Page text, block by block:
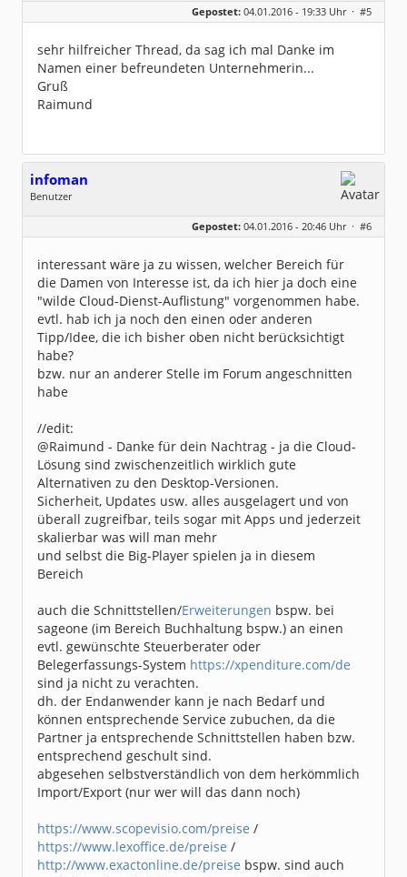
Dabei seit:
08 / 2002
Gepostet: 04.01.2016 - 19:33 Uhr · #5
sehr hilfreicher Thread, da sag ich mal Danke im
Namen einer befreundeten Unternehmerin...
Gruß
Raimund
infoman
Benutzer
Dabei seit:
06 / 2008
Gepostet: 04.01.2016 - 20:46 Uhr · #6
interessant wäre ja zu wissen, welcher Bereich für
die Damen von Interesse ist, da ich hier ja doch eine
"wilde Cloud-Dienst-Auflistung" vorgenommen habe.
evtl. hab ich ja noch den einen oder anderen
Tipp/Idee, die ich bisher oben nicht berücksichtigt
habe?
bzw. nur an anderer Stelle im Forum angeschnitten
habe
//edit:
@Raimund - Danke für dein Nachtrag - ja die Cloud-
Lösung sind zwischenzeitlich wirklich gute
Alternativen zu den Desktop-Versionen.
Sicherheit, Updates usw. alles ausgelagert und von
überall zugreifbar, teils sogar mit Apps und jederzeit
skalierbar was will man mehr
und selbst die Big-Player spielen ja in diesem
Bereich
auch die Schnittstellen/Erweiterungen bspw. bei
sageone (im Bereich Buchhaltung bspw.) an einen
evtl. gewünschte Steuerberater oder
Belegerfassungs-System https://xpenditure.com/de
sind ja nicht zu verachten.
dh. der Endanwender kann je nach Bedarf und
können entsprechende Service zubuchen, da die
Partner ja entsprechende Schnittstellen haben bzw.
entsprechend geschult sind.
abgesehen selbstverständlich von dem herkömmlich
Import/Export (nur wer will das dann noch)
https://www.scopevisio.com/preise /
https://www.lexoffice.de/preise /
http://www.exactonline.de/preise bspw. sind auch